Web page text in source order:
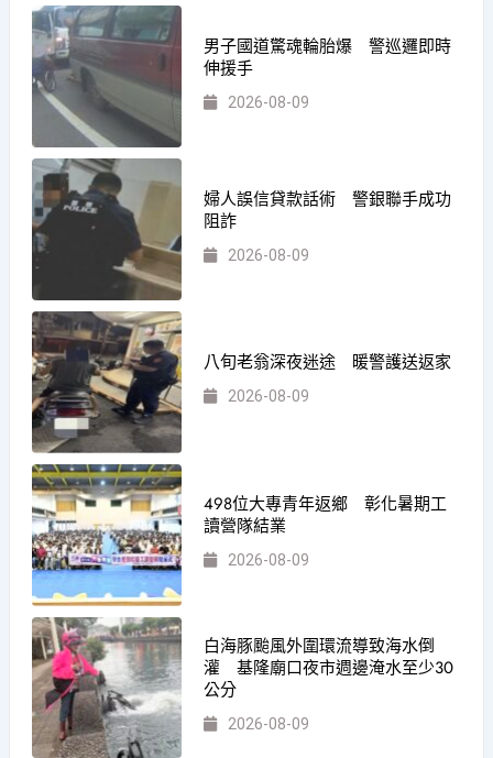
男子國道驚魂輪胎爆 警巡邏即時
伸援手
2026-08-09
婦人誤信貸款話術 警銀聯手成功
阻詐
2026-08-09
八旬老翁深夜迷途 暖警護送返家
2026-08-09
498位大專青年返鄉 彰化暑期工
讀營隊結業
2026-08-09
白海豚颱風外圍環流導致海水倒
灌 基隆廟口夜市週邊淹水至少30
公分
2026-08-09